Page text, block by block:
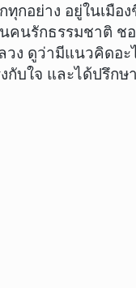
ทุกอย่าง อยู่ในเ
คนรักธรรมชาติ ช
วง ดูว่ามีแนวคิด
กับใจ และได้ปรึ